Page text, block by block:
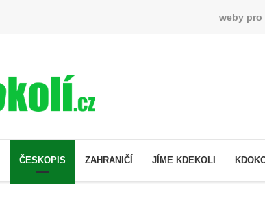
weby pro
ČESKOPIS ZAHRANIČÍ JÍME KDEKOLI